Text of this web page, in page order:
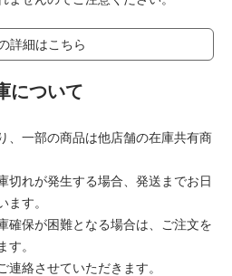
詳細はこちら
について
、一部の商品は他店舗の在庫共有商
切れが発生する場合、発送までお日
ます。
確保が困難となる場合は、ご注文を
す。
連絡させていただきます。